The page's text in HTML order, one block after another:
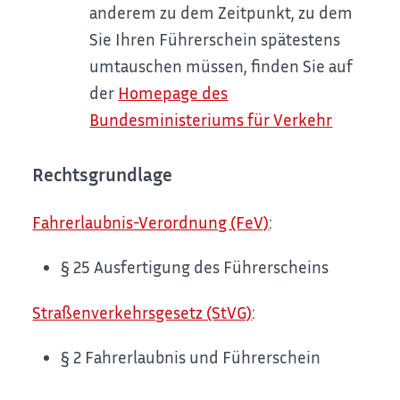
anderem zu dem Zeitpunkt, zu dem
Sie Ihren Führerschein spätestens
umtauschen müssen, finden Sie auf
der Homepage des
Bundesministeriums für Verkehr
Rechtsgrundlage
Fahrerlaubnis-Verordnung (FeV):
§ 25 Ausfertigung des Führerscheins
Straßenverkehrsgesetz (StVG):
§ 2 Fahrerlaubnis und Führerschein